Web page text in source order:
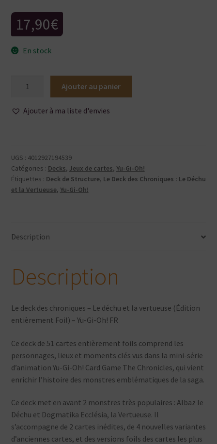
17,90€
En stock
Gi-
Le
Deck
des
Chroniques
et
(Édition
entièrement
-
Version
Ajouter au panier
Ajouter à ma liste d'envies
UGS : 4012927194539
Catégories : Decks, Jeux de cartes, Yu-Gi-Oh!
Étiquettes : Deck de Structure, Le Deck des Chroniques : Le Déchu
et la Vertueuse, Yu-Gi-Oh!
Description
Description
Le deck des chroniques – Le déchu et la vertueuse (Édition
entièrement Foil) – Yu-Gi-Oh! FR
Ce deck de 51 cartes entièrement foils comprend les
personnages, lieux et moments clés vus dans la mini-série
d’animation Yu-Gi-Oh! Card Game The Chronicles, qui vient
enrichir l’histoire des monstres emblématiques de la saga.
Ce deck met en avant 2 monstres très populaires : Albaz le
Déchu et Dogmatika Ecclésia, la Vertueuse. Il
s’accompagne de 2 cartes inédites, de 4 nouvelles variantes
d’anciennes cartes, et des versions foils des cartes les plus